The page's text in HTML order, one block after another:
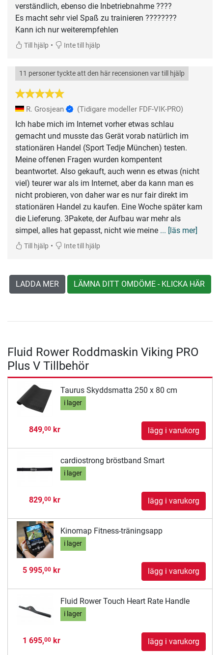
verständlich, ebenso die Inbetriebnahme ????
Es macht sehr viel Spaß zu trainieren ????????
Kann ich nur weiterempfehlen
Till hjälp • Inte till hjälp
11 personer tyckte att den här recensionen var till hjälp
R. Grosjean (Tidigare modeller FDF-VIK-PRO)
Ich habe mich im Internet vorher etwas schlau
gemacht und musste das Gerät vorab natürlich im
stationären Handel (Sport Tedje München) testen.
Meine offenen Fragen wurden kompentent
beantwortet. Also gekauft, auch wenn es etwas (nicht
viel) teurer war als im Internet, aber da kann man es
nicht probieren, von daher war es nur fair direkt im
stationären Handel zu kaufen. Eine Woche später kam
die Lieferung. 3Pakete, der Aufbau war mehr als
simpel, alles hat gepasst, nicht wie meine ... [läs mer]
Till hjälp • Inte till hjälp
LADDA MER LÄMNA DITT OMDÖME - KLICKA HÄR
Fluid Rower Roddmaskin Viking PRO
Plus V Tillbehör
Taurus Skyddsmatta 250 x 80 cm
i lager
849,00kr lägg i varukorg
cardiostrong bröstband Smart
i lager
829,00kr lägg i varukorg
Kinomap Fitness-träningsapp
i lager
5 995,00kr lägg i varukorg
Fluid Rower Touch Heart Rate Handle
i lager
1 695,00kr lägg i varukorg